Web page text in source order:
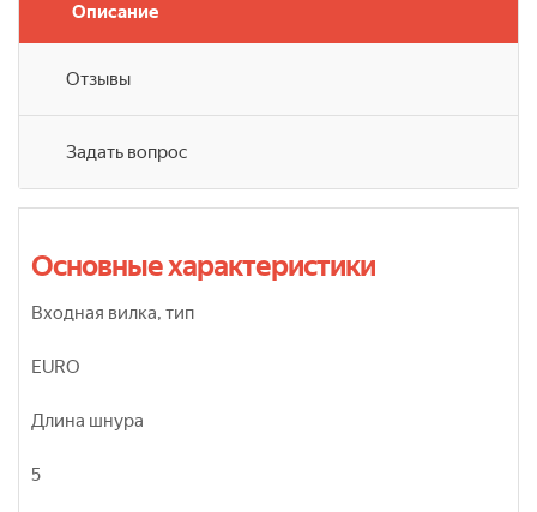
Описание
Отзывы
Задать вопрос
Основные характеристики
Входная вилка, тип
EURO
Длина шнура
5